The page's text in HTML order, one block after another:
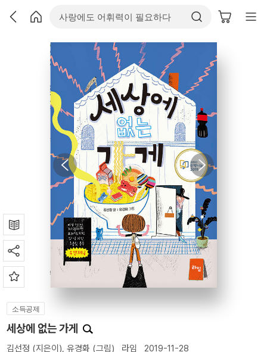
소득공제
세상에 없는 가게
김선정 (지은이), 유경화 (그림) 라임 2019-11-28